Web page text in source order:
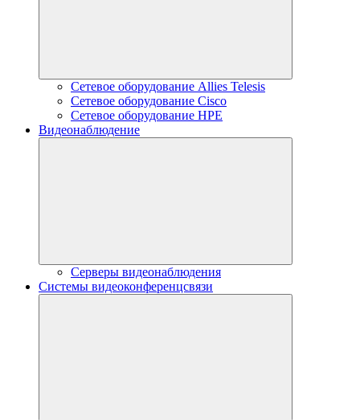
Сетевое оборудование Allies Telesis
Сетевое оборудование Cisco
Сетевое оборудование HPE
Видеонаблюдение
Серверы видеонаблюдения
Системы видеоконференцсвязи